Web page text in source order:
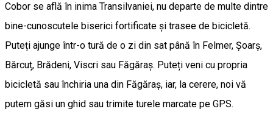
Cobor se află în inima Transilvaniei, nu departe de multe dintre
bine-cunoscutele biserici fortificate și trasee de bicicletă.
Puteți ajunge într-o tură de o zi din sat până în Felmer, Șoarș,
Bărcuț, Brădeni, Viscri sau Făgăraș. Puteți veni cu propria
bicicletă sau închiria una din Făgăraș, iar, la cerere, noi vă
putem găsi un ghid sau trimite turele marcate pe GPS.